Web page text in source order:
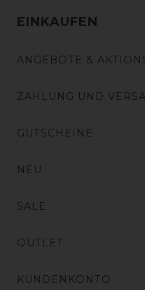
EINKAUFEN
ANGEBOTE &
ZAHLUNG UND
GUTSCHEINE
NEU
SALE
OUTLET
KUNDENKONTO